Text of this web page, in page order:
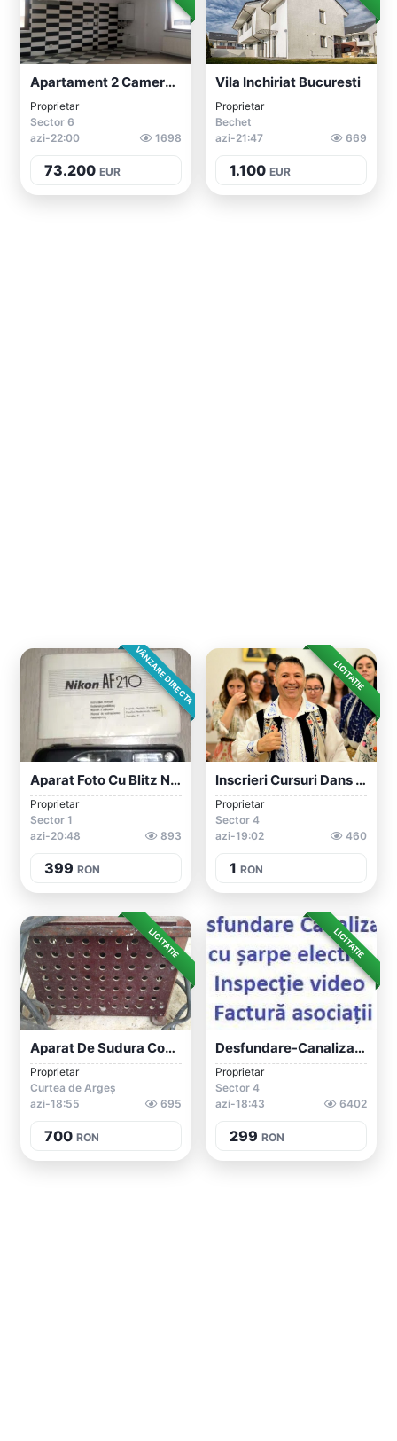
Apartament 2 Camere Cartierul Latin, Buc...
Proprietar
Sector 6
azi-22:00
1698
73.200 EUR
Vila Inchiriat Bucuresti
Proprietar
Bechet
azi-21:47
669
1.100 EUR
VÂNZARE DIRECTA
Aparat Foto Cu Blitz Nikon.Nou.Bucuresti...
Proprietar
Sector 1
azi-20:48
893
399 RON
LICITAȚIE
Inscrieri Cursuri Dans Popular Pentru Co...
Proprietar
Sector 4
azi-19:02
460
1 RON
LICITAȚIE
Aparat De Sudura Confectii Metalice 230v...
Proprietar
Curtea de Argeș
azi-18:55
695
700 RON
LICITAȚIE
Desfundare-Canalizare-Bucuresti
Proprietar
Sector 4
azi-18:43
6402
299 RON